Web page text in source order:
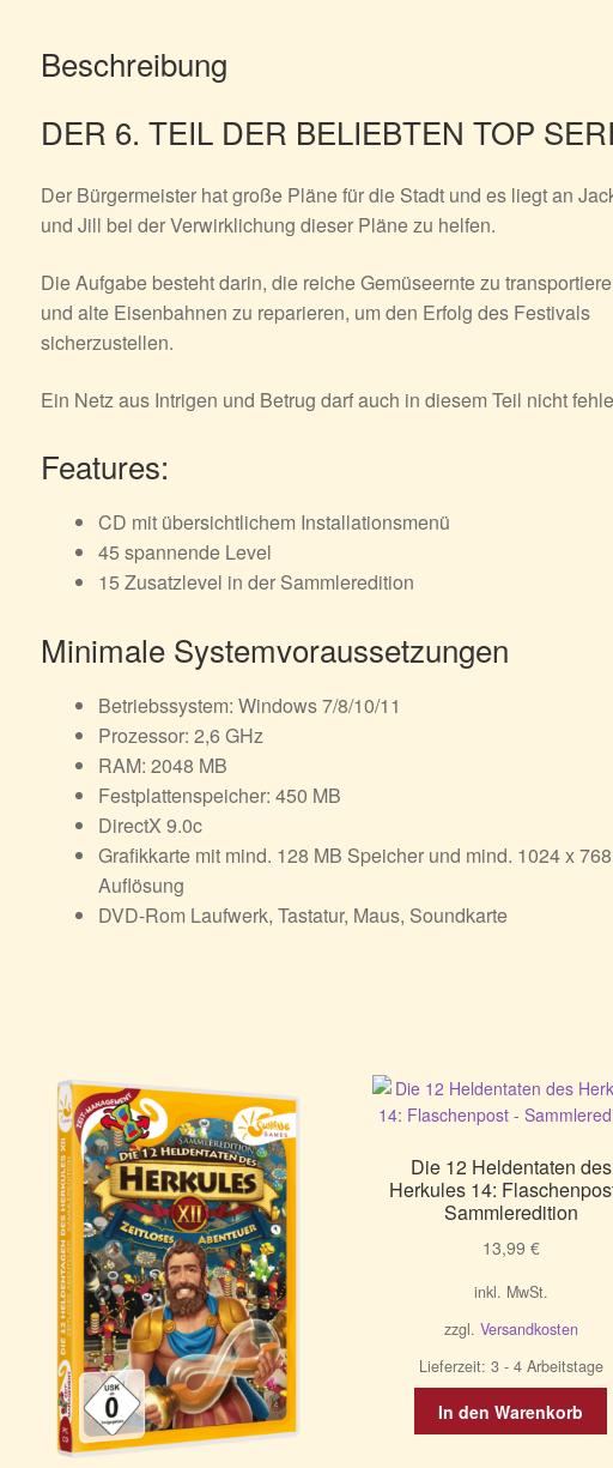
Beschreibung
DER 6. TEIL DER BELIEBTEN TOP
Der Bürgermeister hat große Pläne für die Stadt und es liegt an
und Jill bei der Verwirklichung dieser Pläne zu helfen.
Die Aufgabe besteht darin, die reiche Gemüseernte zu
und alte Eisenbahnen zu reparieren, um den Erfolg des Festivals
sicherzustellen.
Ein Netz aus Intrigen und Betrug darf auch in diesem Teil nicht
Features:
CD mit übersichtlichem Installationsmenü
45 spannende Level
15 Zusatzlevel in der Sammleredition
Minimale Systemvoraussetzungen
Betriebssystem: Windows 7/8/10/11
Prozessor: 2,6 GHz
RAM: 2048 MB
Festplattenspeicher: 450 MB
DirectX 9.0c
Grafikkarte mit mind. 128 MB Speicher und mind. 1024 x 768
Auflösung
DVD-Rom Laufwerk, Tastatur, Maus, Soundkarte
Die 12 Heldentaten des
Herkules 14:
Sammleredition
13,99 €
inkl. MwSt.
zzgl. Versandkosten
Lieferzeit: 3 - 4 Arbeitstage
In den Warenkorb